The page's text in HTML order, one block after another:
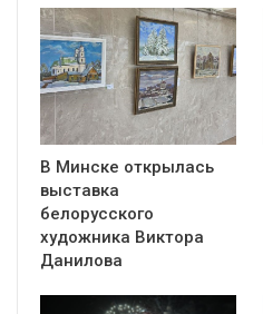
В Минске открылась
выставка
белорусского
художника Виктора
Данилова